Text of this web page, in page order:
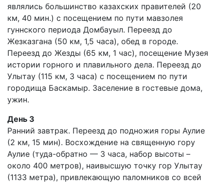
являлись большинство казахских правителей (20
км, 40 мин.) с посещением по пути мавзолея
гуннского периода Домбауыл. Переезд до
Жезказгана (50 км, 1,5 часа), обед в городе.
Переезд до Жезды (65 км, 1 час), посещение Музея
истории горного и плавильного дела. Переезд до
Улытау (115 км, 3 часа) с посещением по пути
городища Баскамыр. Заселение в гостевые дома,
ужин.
День 3
Ранний завтрак. Переезд до подножия горы Аулие
(2 км, 15 мин). Восхождение на священную гору
Аулие (туда-обратно — 3 часа, набор высоты –
около 400 метров), наивысшую точку гор Улытау
(1133 метра), привлекающую паломников со всей